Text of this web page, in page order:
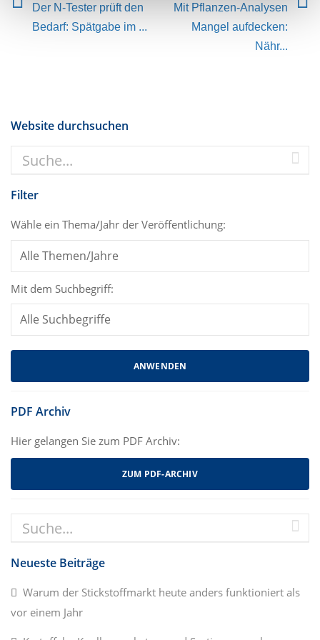
Der N-Tester prüft den
Bedarf: Spätgabe im ...
Mit Pflanzen-Analysen
Mangel aufdecken:
Nähr...
Website durchsuchen
Filter
Wähle ein Thema/Jahr der Veröffentlichung:
Mit dem Suchbegriff:
PDF Archiv
Hier gelangen Sie zum PDF Archiv:
ZUM PDF-ARCHIV
Neueste Beiträge
Warum der Stickstoffmarkt heute anders funktioniert als
vor einem Jahr